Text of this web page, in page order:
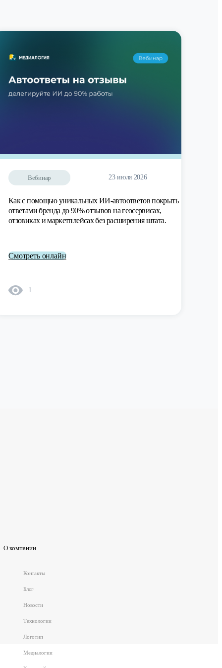
Вебинар 23 июля 2026
Как с помощью уникальных ИИ-автоответов покрыть
ответами бренда до 90% отзывов на геосервисах,
отзовиках и маркетплейсах без расширения штата.
Смотреть онлайн
1
О компании
Контакты
Блог
Новости
Технологии
Логотип
Медиалогии